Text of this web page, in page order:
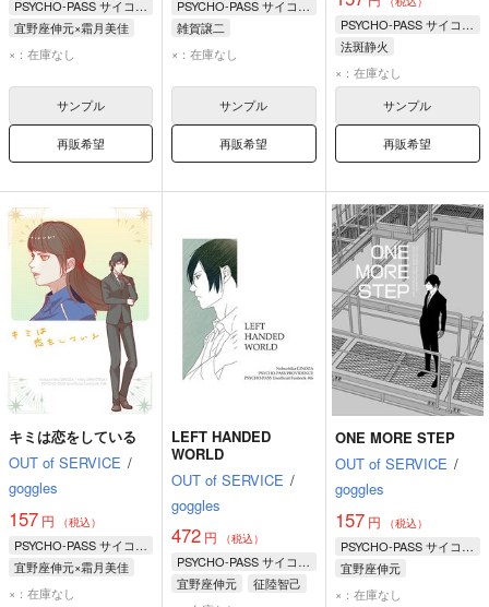
PSYCHO-PASS サイコパス
宜野座伸元×霜月美佳
宜野座伸元
×：在庫なし
サンプル
再販希望
PSYCHO-PASS サイコパス
雑賀譲二
×：在庫なし
サンプル
再販希望
PSYCHO-PASS サイコパス
法斑静火
慎導灼
×：在庫なし
サンプル
再販希望
キミは恋をしている
OUT of SERVICE /
goggles
157 円 （税込）
PSYCHO-PASS サイコパス
宜野座伸元×霜月美佳
宜野座伸元
×：在庫なし
LEFT HANDED
WORLD
OUT of SERVICE /
goggles
472 円 （税込）
PSYCHO-PASS サイコパス
宜野座伸元
征陸智己
ONE MORE STEP
OUT of SERVICE /
goggles
157円 （税込）
PSYCHO-PASS サイコパス
宜野座伸元
×：在庫なし